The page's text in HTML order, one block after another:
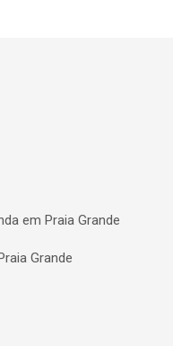
em Praia Grande
Grande